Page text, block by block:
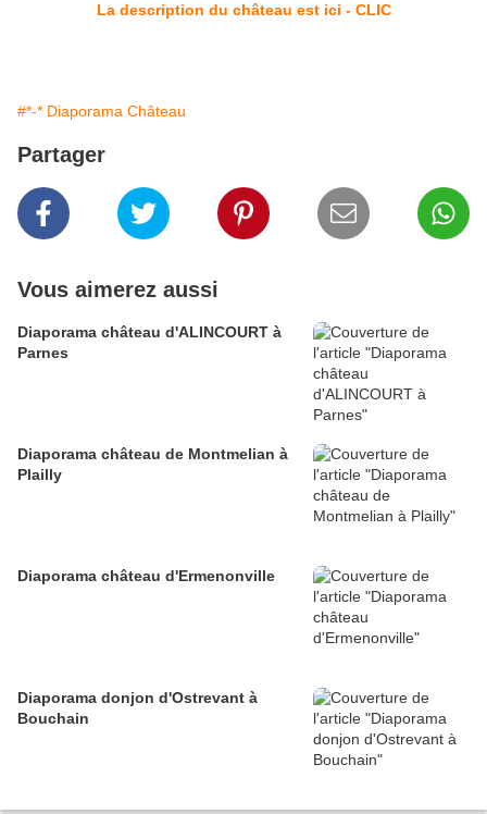
La description du château est ici - CLIC
#*-* Diaporama Château
Partager
Vous aimerez aussi
Diaporama château d'ALINCOURT à
Parnes
Diaporama château de Montmelian à
Plailly
Diaporama château d'Ermenonville
Diaporama donjon d'Ostrevant à
Bouchain